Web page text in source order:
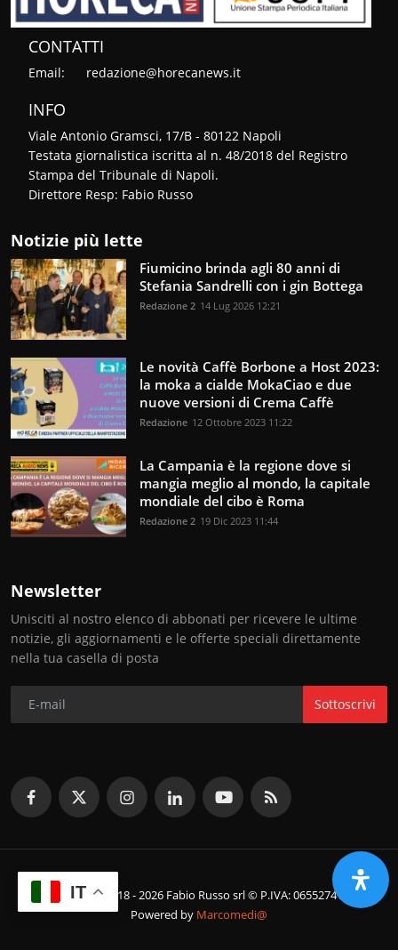
CONTATTI
Email: redazione@horecanews.it
INFO
Viale Antonio Gramsci, 17/B - 80122 Napoli
Testata giornalistica iscritta al n. 48/2018 del Registro
Stampa del Tribunale di Napoli.
Direttore Resp: Fabio Russo
Notizie più lette
Fiumicino brinda agli 80 anni di
Stefania Sandrelli con i gin Bottega
Redazione 2 14 Lug 2026 12:21
Le novità Caffè Borbone a Host 2023:
la moka a cialde MokaCiao e due
nuove versioni di Crema Caffè
Redazione 12 Ottobre 2023 11:22
La Campania è la regione dove si
mangia meglio al mondo, la capitale
mondiale del cibo è Roma
Redazione 2 19 Dic 2023 11:44
Newsletter
Unisciti al nostro elenco di abbonati per ricevere le ultime
notizie, gli aggiornamenti e le offerte speciali direttamente
nella tua casella di posta
Sottoscrivi
© Copyright 2018 - 2026 Fabio Russo srl © P.IVA: 06552741214
Powered by Marcomedi@
IT